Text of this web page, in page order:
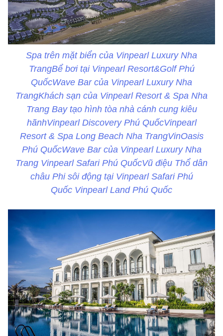
Spa trên mặt biển của Vinpearl Luxury Nha
TrangBể bơi tại Vinpearl Resort&Golf Phú
QuốcWave Bar của Vinpearl Luxury Nha
TrangKhách sạn của Vinpearl Resort & Spa Nha
Trang Bay tạo hình tòa nhà cánh cung kiêu
hãnhVinpearl Discovery Phú QuốcVinpearl
Resort & Spa Long Beach Nha TrangVinOasis
Phú QuốcWave Bar của Vinpearl Luxury Nha
Trang Vinpearl Safari Phú QuốcVũ điệu Thổ dân
châu Phi sôi động tại Vinpearl Safari Phú
Quốc Vinpearl Land Phú Quốc